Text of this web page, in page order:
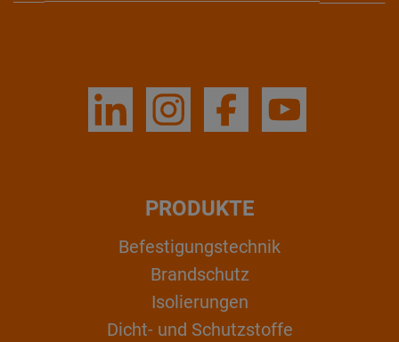
PRODUKTE
Befestigungstechnik
Brandschutz
Isolierungen
Dicht- und Schutzstoffe